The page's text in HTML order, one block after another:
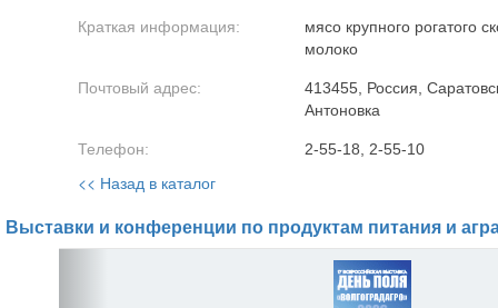
Краткая информация:
мясо крупного рогатого
молоко
Почтовый адрес:
413455, Россия,
Антоновка
Телефон: 2-55-18, 2-55-10
<< Назад в каталог
Выставки и конференции по продуктам питания и